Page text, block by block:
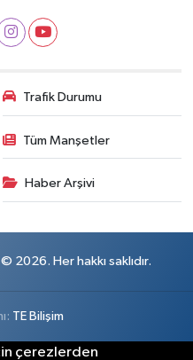
Trafik Durumu
Tüm Manşetler
Haber Arşivi
2026. Her hakkı saklıdır.
TE Bilişim
çerezlerden